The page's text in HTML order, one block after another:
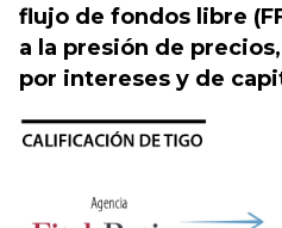
flujo de fondos libre
a la presión de
por intereses y de